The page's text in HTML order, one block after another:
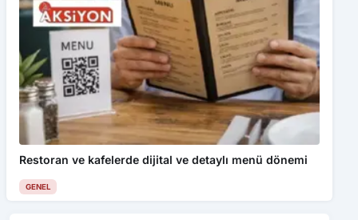
Restoran ve kafelerde dijital ve detaylı menü dönemi
GENEL